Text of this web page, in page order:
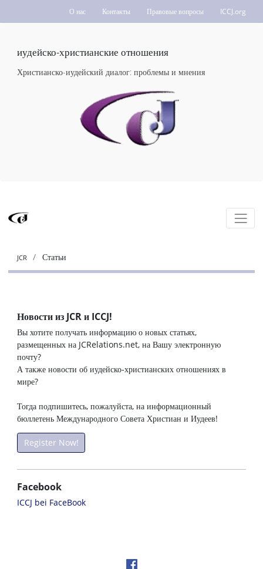
О нас Контакты Правовые вопросы ICCJ.org
иудейско-христианские отношения
Христианско-иудейский диалог: проблемы и мнения
JCR Статьи
Новости из JCR и ICCJ!
Вы хотите получать информацию о новых статьях,
размещенных на JCRelations.net, на Вашу электронную
почту?
А также новости об иудейско-христианских отношениях в
мире?
Тогда подпишитесь, пожалуйста, на информационный
бюллетень Международного Совета Христиан и Иудеев!
Register Now!
Facebook
ICCJ bei FaceBook